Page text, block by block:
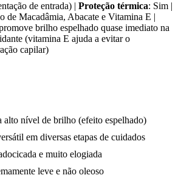
de entrada) | Proteção térmica: Sim |
de Macadâmia, Abacate e Vitamina E |
brilho espelhado quase imediato na
(vitamina E ajuda a evitar o
capilar)
alto nível de brilho (efeito espelhado)
em diversas etapas de cuidados
e muito elogiada
leve e não oleoso